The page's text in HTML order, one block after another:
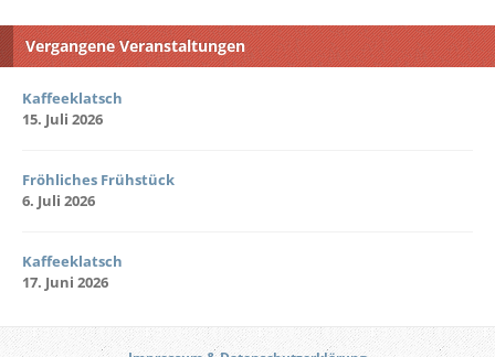
Vergangene Veranstaltungen
Kaffeeklatsch
15. Juli 2026
Fröhliches Frühstück
6. Juli 2026
Kaffeeklatsch
17. Juni 2026